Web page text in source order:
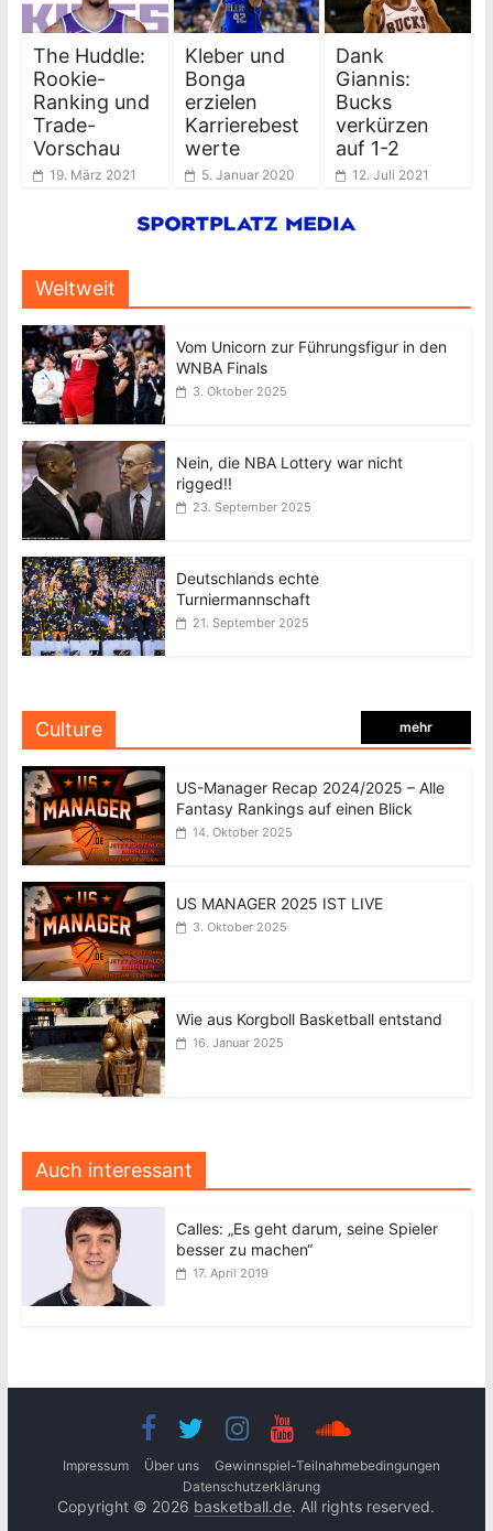
The Huddle:
Rookie-
Ranking und
Trade-
Vorschau
19. März 2021
Kleber und
Bonga
erzielen
Karrierebest
werte
5. Januar 2020
Dank
Giannis:
Bucks
verkürzen
auf 1-2
12. Juli 2021
Weltweit
Vom Unicorn zur Führungsfigur in den
WNBA Finals
3. Oktober 2025
Nein, die NBA Lottery war nicht
rigged!!
23. September 2025
Deutschlands echte
Turniermannschaft
21. September 2025
Culture mehr
US-Manager Recap 2024/2025 – Alle
Fantasy Rankings auf einen Blick
14. Oktober 2025
US MANAGER 2025 IST LIVE
3. Oktober 2025
Wie aus Korgboll Basketball entstand
16. Januar 2025
Auch interessant
Calles: „Es geht darum, seine Spieler
besser zu machen“
17. April 2019
Impressum Über uns
Gewinnspiel-Teilnahmebedingungen
Datenschutzerklärung
Copyright © 2026 basketball.de. All rights reserved.